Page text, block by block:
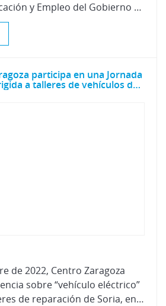
Economía, Planificación y Empleo del Gobierno de Aragón
participa en una Jornada
técnica dirigida a talleres de vehículos de Soria
de 2022, Centro Zaragoza
sobre “vehículo eléctrico”
a técnicos de talleres de reparación de Soria, enmarcada dentro de la Jornada técnica de actualización en seguridad y medio ambiente en talleres de vehículos